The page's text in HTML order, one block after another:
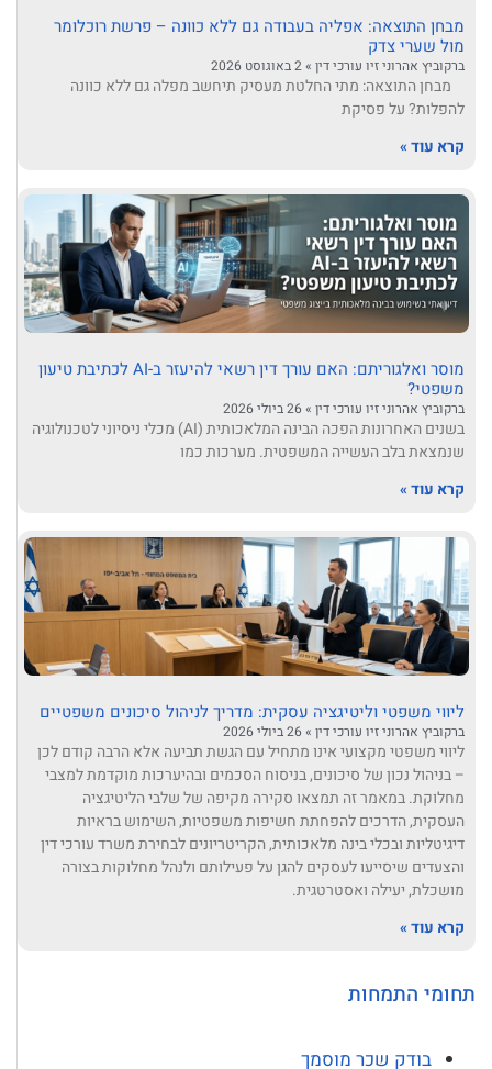
מבחן התוצאה: אפליה בעבודה גם ללא כוונה – פרשת רוכלומר
מול שערי צדק
ברקוביץ אהרוני זיו עורכי דין
מבחן התוצאה: מתי החלטת מעסיק תיחשב מפלה גם ללא כוונה
להפלות? על פסיקת
קרא עוד »
מוסר ואלגוריתם: האם עורך דין רשאי להיעזר ב-AI לכתיבת טיעון
משפטי?
ברקוביץ אהרוני זיו עורכי דין
בשנים האחרונות הפכה הבינה המלאכותית (AI) מכלי ניסיוני לטכנולוגיה
שנמצאת בלב העשייה המשפטית. מערכות כמו
קרא עוד »
ליווי משפטי וליטיגציה עסקית: מדריך לניהול סיכונים משפטיים
ברקוביץ אהרוני זיו עורכי דין
ליווי משפטי מקצועי אינו מתחיל עם הגשת תביעה אלא הרבה קודם לכן
– בניהול נכון של סיכונים, בניסוח הסכמים ובהיערכות מוקדמת למצבי
מחלוקת. במאמר זה תמצאו סקירה מקיפה של שלבי הליטיגציה
העסקית, הדרכים להפחתת חשיפות משפטיות, השימוש בראיות
דיגיטליות ובכלי בינה מלאכותית, הקריטריונים לבחירת משרד עורכי דין
והצעדים שיסייעו לעסקים להגן על פעילותם ולנהל מחלוקות בצורה
מושכלת, יעילה ואסטרטגית.
קרא עוד »
תחומי התמחות
בודק שכר מוסמך